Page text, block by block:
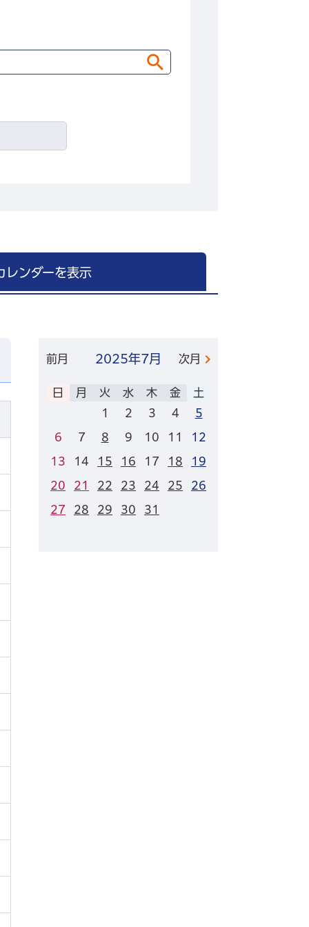
レンダーを表示
前月 2025年7月 次月
日 月 火 水 木 金
土
1
2 3 4 5
6 7 8 9 10 11 12
13 14 15 16 17 18 19
20 21 22 23 24 25 26
27 28 29 30 31